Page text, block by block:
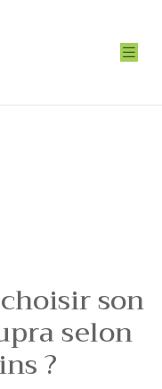
son
selon
?